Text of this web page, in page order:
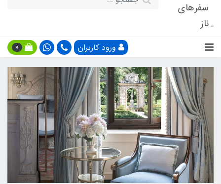
سفرهای
ناز
ورود کاربران 0